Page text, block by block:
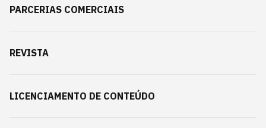
PARCERIAS COMERCIAIS
REVISTA
LICENCIAMENTO DE CONTEÚDO